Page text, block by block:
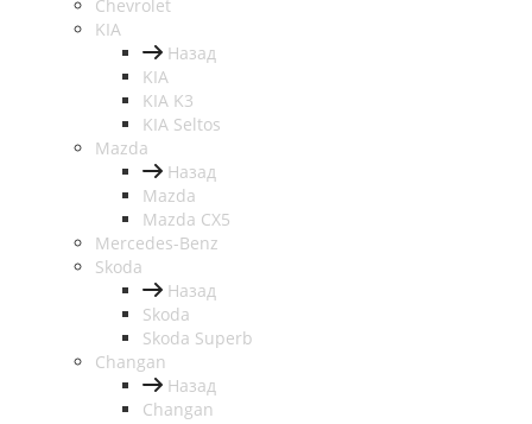
Chevrolet
KIA
Назад
KIA
KIA K3
KIA Seltos
Mazda
Назад
Mazda
Mazda CX5
Mercedes-Benz
Skoda
Назад
Skoda
Skoda Superb
Changan
Назад
Changan